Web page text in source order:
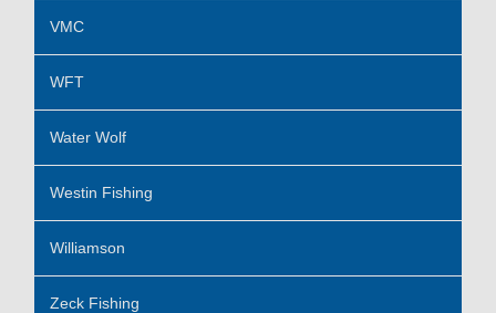
VMC
WFT
Water Wolf
Westin Fishing
Williamson
Zeck Fishing